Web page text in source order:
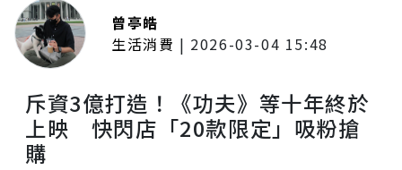
曾亭皓
生活消費 | 2026-03-04 15:48
斥資3億打造！《功夫》等十年終於
上映 快閃店「20款限定」吸粉搶
購